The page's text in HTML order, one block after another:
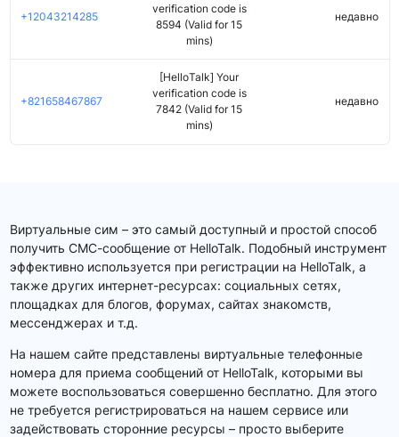
+12043214285
verification code is
8594 (Valid for 15
mins)
недавно
+821658467867
[HelloTalk] Your
verification code is
7842 (Valid for 15
mins)
недавно
Виртуальные сим – это самый доступный и простой способ
получить СМС-сообщение от HelloTalk. Подобный инструмент
эффективно используется при регистрации на HelloTalk, а
также других интернет-ресурсах: социальных сетях,
площадках для блогов, форумах, сайтах знакомств,
мессенджерах и т.д.
На нашем сайте представлены виртуальные телефонные
номера для приема сообщений от HelloTalk, которыми вы
можете воспользоваться совершенно бесплатно. Для этого
не требуется регистрироваться на нашем сервисе или
задействовать сторонние ресурсы – просто выберите